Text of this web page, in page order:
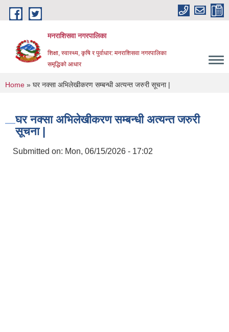
Skip to main content
मनराशिसवा नगरपालिका
शिक्षा, स्वास्थ्य, कृषि र पुर्वाधार: मनराशिसवा नगरपालिका
समृद्धिको आधार
You are here
Home » घर नक्सा अभिलेखीकरण सम्बन्धी अत्यन्त जरुरी सूचना |
घर नक्सा अभिलेखीकरण सम्बन्धी अत्यन्त जरुरी
सूचना |
Submitted on: Mon, 06/15/2026 - 17:02